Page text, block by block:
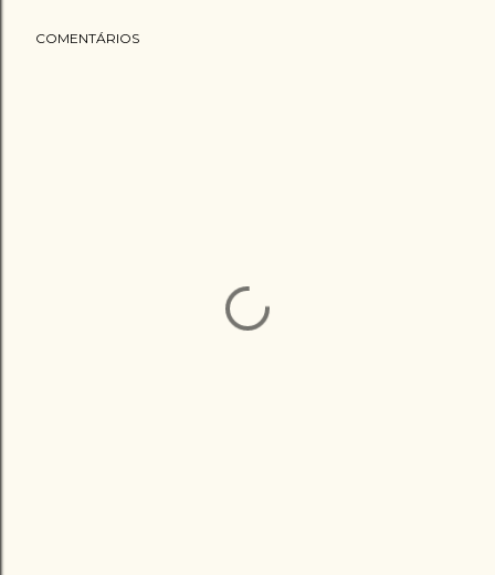
COMENTÁRIOS